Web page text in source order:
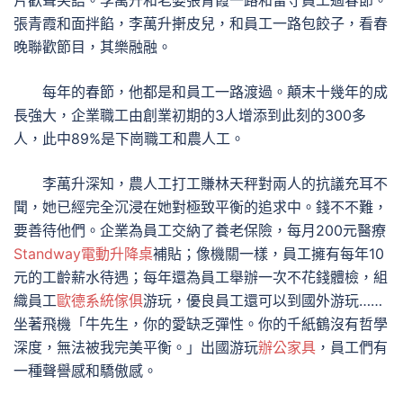
張青霞和面拌餡，李萬升搟皮兒，和員工一路包餃子，看春
晚聯歡節目，其樂融融。
每年的春節，他都是和員工一路渡過。顛末十幾年的成
長強大，企業職工由創業初期的3人增添到此刻的300多
人，此中89%是下崗職工和農人工。
李萬升深知，農人工打工賺林天秤對兩人的抗議充耳不
聞，她已經完全沉浸在她對極致平衡的追求中。錢不不難，
要善待他們。企業為員工交納了養老保險，每月200元醫療
Standway電動升降桌補貼；像機關一樣，員工擁有每年10
元的工齡薪水待遇；每年還為員工舉辦一次不花錢體檢，組
織員工歐德系統傢俱游玩，優良員工還可以到國外游玩……
坐著飛機「牛先生，你的愛缺乏彈性。你的千紙鶴沒有哲學
深度，無法被我完美平衡。」出國游玩辦公家具 ，員工們有
一種聲譽感和驕傲感。